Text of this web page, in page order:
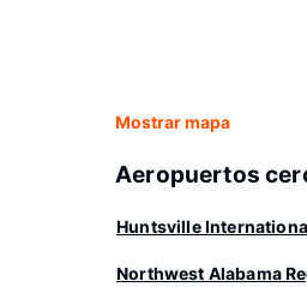
Mostrar mapa
Aeropuertos
Huntsville
Northwest Alabama